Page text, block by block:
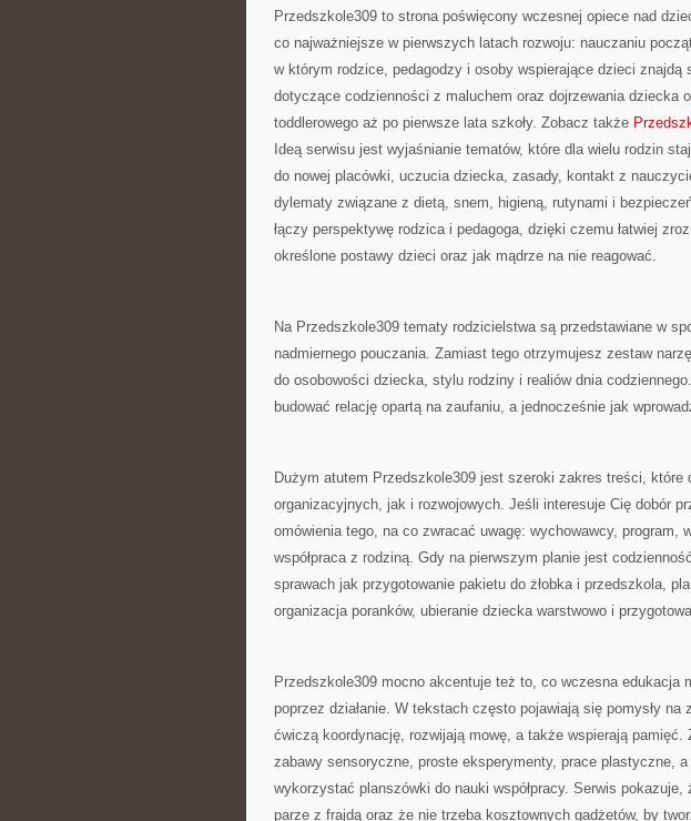
Przedszkole309 to strona poświęcony wczesnej opiece nad
co najważniejsze w pierwszych latach rozwoju: nauczaniu
w którym rodzice, pedagodzy i osoby wspierające dzieci znajdą
dotyczące codzienności z maluchem oraz dojrzewania dziecka
toddlerowego aż po pierwsze lata szkoły. Zobacz także
Ideą serwisu jest wyjaśnianie tematów, które dla wielu rodzin
do nowej placówki, uczucia dziecka, zasady, kontakt z
dylematy związane z dietą, snem, higieną, rutynami i
łączy perspektywę rodzica i pedagoga, dzięki czemu łatwiej
określone postawy dzieci oraz jak mądrze na nie reagować.
Na Przedszkole309 tematy rodzicielstwa są przedstawiane w
nadmiernego pouczania. Zamiast tego otrzymujesz zestaw
do osobowości dziecka, stylu rodziny i realiów dnia
budować relację opartą na zaufaniu, a jednocześnie jak
Dużym atutem Przedszkole309 jest szeroki zakres treści, które
organizacyjnych, jak i rozwojowych. Jeśli interesuje Cię dobór
omówienia tego, na co zwracać uwagę: wychowawcy, program,
współpraca z rodziną. Gdy na pierwszym planie jest
sprawach jak przygotowanie pakietu do żłobka i przedszkola,
organizacja poranków, ubieranie dziecka warstwowo i
Przedszkole309 mocno akcentuje też to, co wczesna edukacja
poprzez działanie. W tekstach często pojawiają się pomysły na
ćwiczą koordynację, rozwijają mowę, a także wspierają pamięć.
zabawy sensoryczne, proste eksperymenty, prace plastyczne,
wykorzystać planszówki do nauki współpracy. Serwis
parze z frajdą oraz że nie trzeba kosztownych gadżetów, by